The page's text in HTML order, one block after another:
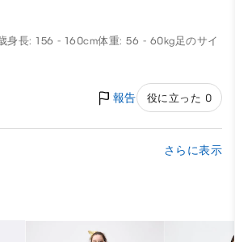
身長: 156 - 160cm体重: 56 - 60kg足のサイ
報告 役に立った 0
さらに表示